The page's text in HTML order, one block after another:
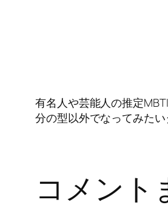
有名人や芸能人の推定
分の型以外でなってみた
コメント